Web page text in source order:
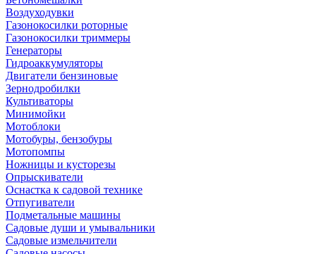
Воздуходувки
Газонокосилки роторные
Газонокосилки триммеры
Генераторы
Гидроаккумуляторы
Двигатели бензиновые
Зернодробилки
Культиваторы
Минимойки
Мотоблоки
Мотобуры, бензобуры
Мотопомпы
Ножницы и кусторезы
Опрыскиватели
Оснастка к садовой технике
Отпугиватели
Подметальные машины
Садовые души и умывальники
Садовые измельчители